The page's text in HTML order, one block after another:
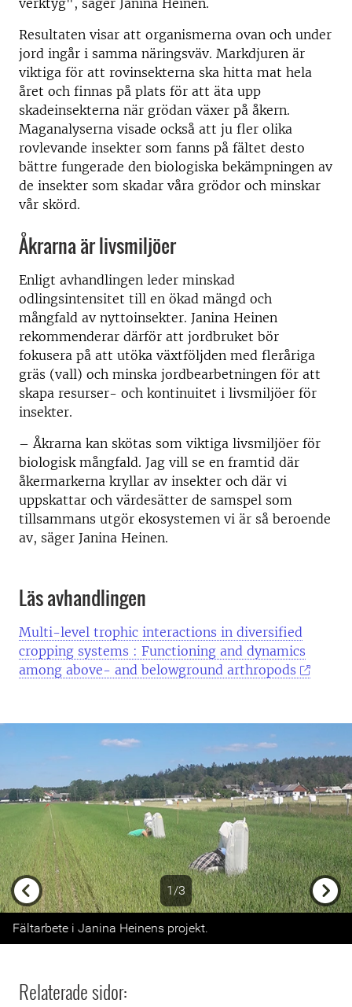
verktyg", säger Janina Heinen.
Resultaten visar att organismerna ovan och under
jord ingår i samma näringsväv. Markdjuren är
viktiga för att rovinsekterna ska hitta mat hela
året och finnas på plats för att äta upp
skadeinsekterna när grödan växer på åkern.
Maganalyserna visade också att ju fler olika
rovlevande insekter som fanns på fältet desto
bättre fungerade den biologiska bekämpningen av
de insekter som skadar våra grödor och minskar
vår skörd.
Åkrarna är livsmiljöer
Enligt avhandlingen leder minskad
odlingsintensitet till en ökad mängd och
mångfald av nyttoinsekter. Janina Heinen
rekommenderar därför att jordbruket bör
fokusera på att utöka växtföljden med fleråriga
gräs (vall) och minska jordbearbetningen för att
skapa resurser- och kontinuitet i livsmiljöer för
insekter.
– Åkrarna kan skötas som viktiga livsmiljöer för
biologisk mångfald. Jag vill se en framtid där
åkermarkerna kryllar av insekter och där vi
uppskattar och värdesätter de samspel som
tillsammans utgör ekosystemen vi är så beroende
av, säger Janina Heinen.
Läs avhandlingen
Multi-level trophic interactions in diversified
cropping systems : Functioning and dynamics
among above- and belowground arthropods
1/3
Previous
Fältarbete i Janina Heinens projekt.
Relaterade sidor: